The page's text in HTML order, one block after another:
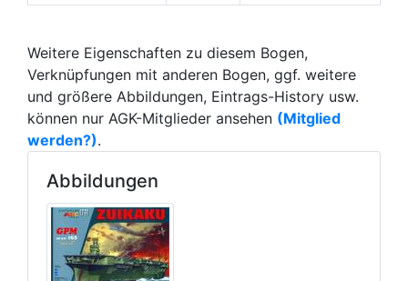
Weitere Eigenschaften zu diesem Bogen,
Verknüpfungen mit anderen Bogen, ggf. weitere
und größere Abbildungen, Eintrags-History usw.
können nur AGK-Mitglieder ansehen (Mitglied
werden?).
Abbildungen